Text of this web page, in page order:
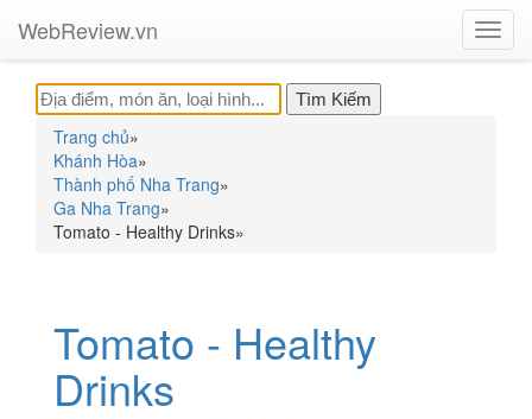
WebReview.vn
Trang chủ»
Khánh Hòa»
Thành phố Nha Trang»
Ga Nha Trang»
Tomato - Healthy Drinks»
Tomato - Healthy
Drinks